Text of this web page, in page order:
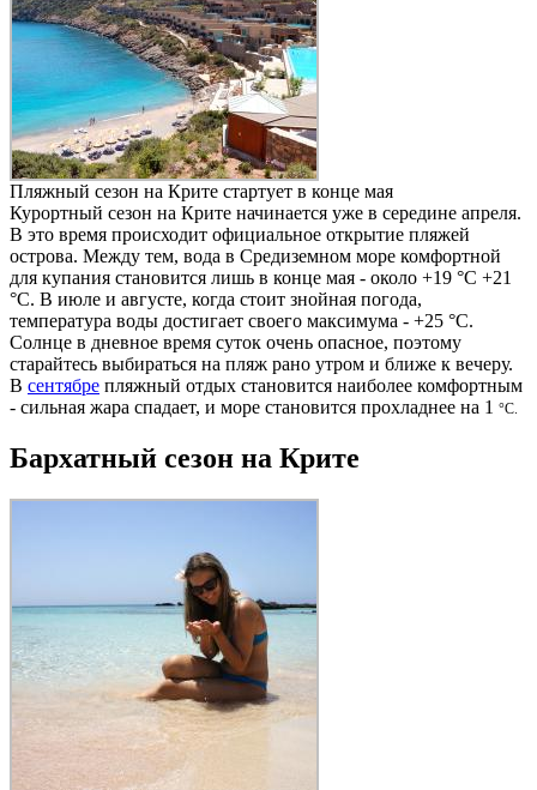
Пляжный сезон на Крите стартует в конце мая
Курортный сезон на Крите начинается уже в середине апреля.
В это время происходит официальное открытие пляжей
острова. Между тем, вода в Средиземном море комфортной
для купания становится лишь в конце мая - около +19 °C +21
°C. В июле и августе, когда стоит знойная погода,
температура воды достигает своего максимума - +25 °C.
Солнце в дневное время суток очень опасное, поэтому
старайтесь выбираться на пляж рано утром и ближе к вечеру.
В сентябре пляжный отдых становится наиболее комфортным
- сильная жара спадает, и море становится прохладнее на 1 °C.
Бархатный сезон на Крите